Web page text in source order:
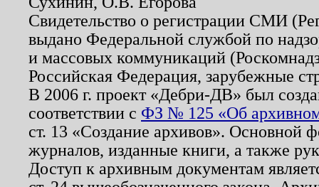
Свидетельство о регистрации СМИ
выдано Федеральной службой по
и массовых коммуникаций
Российская Федерация, зарубежные
В 2006 г. проект «Дебри-ДВ» был
соответствии с ФЗ № 125 «Об
ст. 13 «Создание архивов». Основной
журналов, изданные книги, а также
Доступ к архивным документам